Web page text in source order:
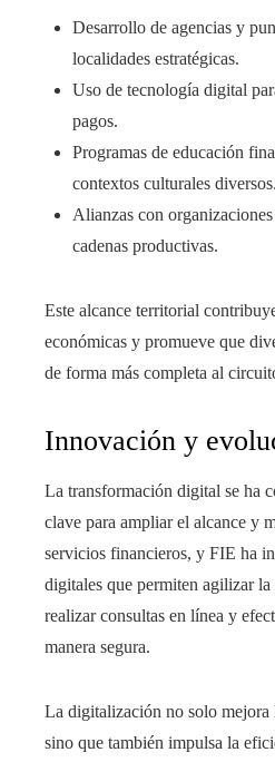
Desarrollo de agencias y
localidades estratégicas.
Uso de tecnología digital
pagos.
Programas de educación
contextos culturales diversos.
Alianzas con
cadenas productivas.
Este alcance territorial
económicas y promueve que
de forma más completa al
Innovación y
La transformación digital se ha
clave para ampliar el alcance y
servicios financieros, y FIE ha
digitales que permiten agilizar
realizar consultas en línea y
manera segura.
La digitalización no solo mejora
sino que también impulsa la